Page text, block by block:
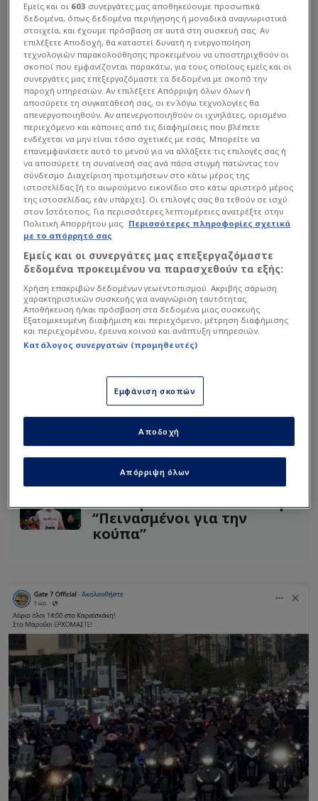
Ο κόσμος του Ολυμπιακού αναμένεται να βάψει
στα ερυθρόλευκα το Μαρούσι και η Θύρα 7 με
ανακοίνωσή της καλεί τον κόσμο στις 14.00 στο
Γεώργιος Καραϊσκάκης και από εκεί θα ξεκινήσει η
Διαβάστε επίσης...
Αισιόδοξος ο Πρίντεζης για
κούπα - Η συμβουλή στον
Ολυμπιακό
Aνυπομονεί ο Μιλουτίνοφ -
“Πεινασμένοι για την
κούπα”
Εμείς και οι 603 συνεργάτες μας αποθηκεύουμε προσωπικά
δεδομένα, όπως δεδομένα περιήγησης ή μοναδικά αναγνωριστικά
στοιχεία, και έχουμε πρόσβαση σε αυτά στη συσκευή σας. Αν
επιλέξετε Αποδοχή, θα καταστεί δυνατή η ενεργοποίηση
τεχνολογιών παρακολούθησης προκειμένου να υποστηριχθούν οι
σκοποί που εμφανίζονται παρακάτω, για τους οποίους εμείς και οι
συνεργάτες μας επεξεργαζόμαστε τα δεδομένα με σκοπό την
παροχή υπηρεσιών. Αν επιλέξετε Απόρριψη όλων όλων ή
αποσύρετε τη συγκατάθεσή σας, οι εν λόγω τεχνολογίες θα
απενεργοποιηθούν. Αν απενεργοποιηθούν οι ιχνηλάτες, ορισμένο
περιεχόμενο και κάποιες από τις διαφημίσεις που βλέπετε
ενδέχεται να μην είναι τόσο σχετικές με εσάς. Μπορείτε να
επανεμφανίσετε αυτό το μενού για να αλλάξετε τις επιλογές σας ή
να αποσύρετε τη συναίνεσή σας ανά πάσα στιγμή πατώντας τον
σύνδεσμο Διαχείριση προτιμήσεων στο κάτω μέρος της
ιστοσελίδας [ή το αιωρούμενο εικονίδιο στο κάτω αριστερό μέρος
της ιστοσελίδας, εάν υπάρχει]. Οι επιλογές σας θα τεθούν σε ισχύ
στον Ιστότοπος. Για περισσότερες λεπτομέρειες ανατρέξτε στην
Πολιτική Απορρήτου μας. Περισσότερες πληροφορίες σχετικά
με το απόρρητό σας
Εμείς και οι συνεργάτες μας επεξεργαζόμαστε
δεδομένα προκειμένου να παρασχεθούν τα εξής:
Χρήση επακριβών δεδομένων γεωεντοπισμού. Ακριβής σάρωση
χαρακτηριστικών συσκευής για αναγνώριση ταυτότητας.
Αποθήκευση ή/και πρόσβαση στα δεδομένα μιας συσκευής.
Εξατομικευμένη διαφήμιση και περιεχόμενο, μέτρηση διαφήμισης
και περιεχομένου, έρευνα κοινού και ανάπτυξη υπηρεσιών.
Κατάλογος συνεργατών (προμηθευτές)
Εμφάνιση σκοπών
Απόρριψη όλων
Αποδοχή